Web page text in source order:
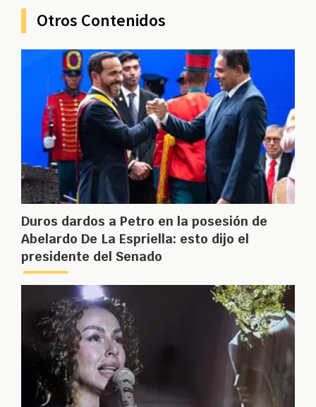
Otros Contenidos
Duros dardos a Petro en la posesión de
Abelardo De La Espriella: esto dijo el
presidente del Senado